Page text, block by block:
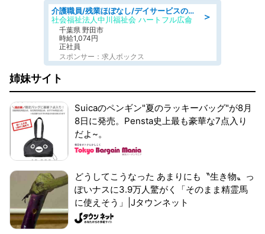
＞
介護職員/残業ほぼなし/デイサービスの介護職
社会福祉法人中川福祉会 ハートフル広侖
千葉県 野田市
時給1,074円
正社員
スポンサー：求人ボックス
姉妹サイト
Suicaのペンギン"夏のラッキーバッグ"が8月
8日に発売。Pensta史上最も豪華な7点入り
だよ~。
どうしてこうなった あまりにも〝生き物〟っ
ぽいナスに3.9万人驚がく「そのまま精霊馬
に使えそう」|Jタウンネット